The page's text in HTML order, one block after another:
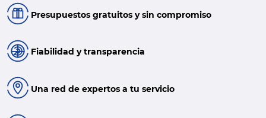
Presupuestos gratuitos y sin compromiso
Fiabilidad y transparencia
Una red de expertos a tu servicio